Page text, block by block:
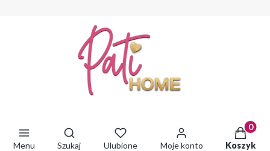
Menu
Otwórz wyszukiwarkę
Szukaj Ulubione Moje konto Koszyk